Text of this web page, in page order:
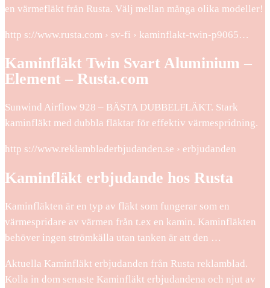
en värmefläkt från Rusta. Välj mellan många olika modeller!
http s://www.rusta.com › sv-fi › kaminflakt-twin-p9065…
Kaminfläkt Twin Svart Aluminium –
Element – Rusta.com
Sunwind Airflow 928 – BÄSTA DUBBELFLÄKT. Stark
kaminfläkt med dubbla fläktar för effektiv värmespridning.
http s://www.reklambladerbjudanden.se › erbjudanden
Kaminfläkt erbjudande hos Rusta
Kaminfläkten är en typ av fläkt som fungerar som en
värmespridare av värmen från t.ex en kamin. Kaminfläkten
behöver ingen strömkälla utan tanken är att den …
Aktuella Kaminfläkt erbjudanden från Rusta reklamblad.
Kolla in dom senaste Kaminfläkt erbjudandena och njut av